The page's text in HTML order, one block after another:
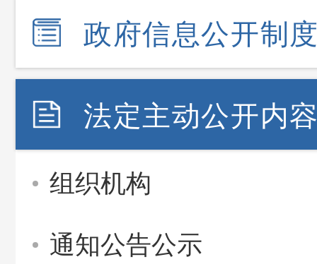
政府信息公开制
法定主动公开内
组织机构
通知公告公示